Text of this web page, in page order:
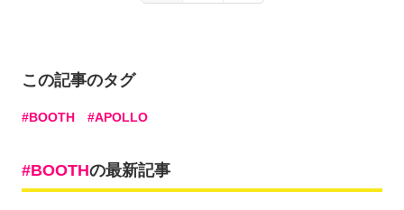
この記事のタグ
BOOTH APOLLO
BOOTHの最新記事